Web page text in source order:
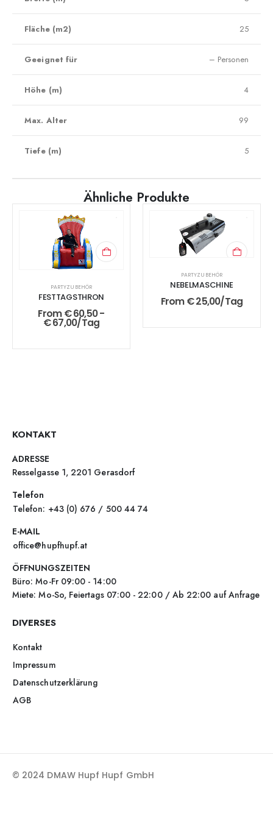
Fläche (m2) 25
Geeignet für – Personen
Höhe (m) 4
Max. Alter 99
Tiefe (m) 5
Ähnliche Produkte
PARTYZUBEHÖR
FESTTAGSTHRON
From€60,50-
€67,00/Tag
PARTYZUBEHÖR
NEBELMASCHINE
From€25,00/Tag
KONTAKT
ADRESSE
Resselgasse 1, 2201 Gerasdorf
Telefon
Telefon: +43 (0) 676 / 500 44 74
E-MAIL
office@hupfhupf.at
ÖFFNUNGSZEITEN
Büro: Mo-Fr 09:00 - 14:00
Miete: Mo-So, Feiertags 07:00 - 22:00 / Ab 22:00 auf Anfrage
DIVERSES
Kontakt
Impressum
Datenschutzerklärung
AGB
© 2024 DMAW Hupf Hupf GmbH